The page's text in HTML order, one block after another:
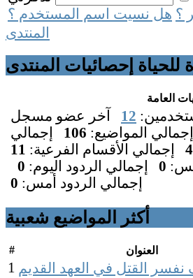
؟ هل نسيت اسم المستخدم ؟
المنتدى
للحياة إحصائيات المنتدى
العامة
12
المواضيع: 106 إجمالي
4 إجمالي الأقسام الفرعية: 11
0 إجمالي الردود اليوم: 0
إجمالي الردود أمس: 0
أكثر المواضيع شعبية
# العنوان
1 نفسر القتل في العهد القديم